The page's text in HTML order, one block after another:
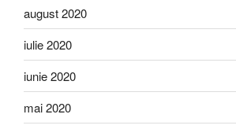
august 2020
iulie 2020
iunie 2020
mai 2020